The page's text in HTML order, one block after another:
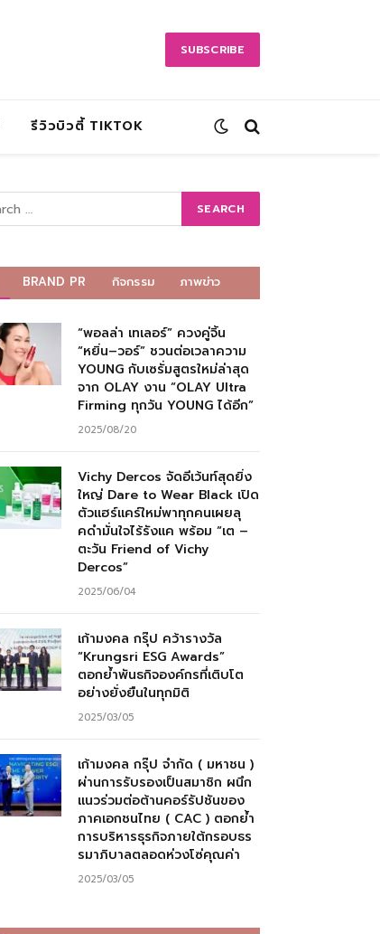
SUBSCRIBE
รีวิวบิวตี้ TIKTOK
BRAND PR กิจกรรม ภาพข่าว
“พอลล่า เทเลอร์” ควงคู่จิ้น
“หยิ่น–วอร์” ชวนต่อเวลาความ
YOUNG กับเซรั่มสูตรใหม่ล่าสุด
จาก OLAY งาน “OLAY Ultra
Firming ทุกวัน YOUNG ได้อีก”
2025/08/20
Vichy Dercos จัดอีเว้นท์สุดยิ่ง
ใหญ่ Dare to Wear Black เปิด
ตัวแฮร์แคร์ใหม่พาทุกคนเผยลุ
คดำมั่นใจไร้รังแค พร้อม “เต –
ตะวัน Friend of Vichy
Dercos”
2025/06/04
เก้ามงคล กรุ๊ป คว้ารางวัล
“Krungsri ESG Awards”
ตอกย้ำพันธกิจองค์กรที่เติบโต
อย่างยั่งยืนในทุกมิติ
2025/03/05
เก้ามงคล กรุ๊ป จำกัด ( มหาชน )
ผ่านการรับรองเป็นสมาชิก ผนึก
แนวร่วมต่อต้านคอร์รัปชันของ
ภาคเอกชนไทย ( CAC ) ตอกย้ำ
การบริหารธุรกิจภายใต้กรอบธร
รมาภิบาลตลอดห่วงโซ่คุณค่า
2025/03/05